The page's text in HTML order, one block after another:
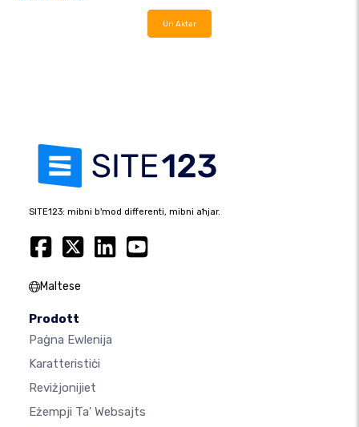
Uri Aktar
SITE123: mibni b'mod differenti, mibni aħjar.
Maltese
Prodott
Paġna Ewlenija
Karatteristiċi
Reviżjonijiet
Eżempji Ta' Websajts